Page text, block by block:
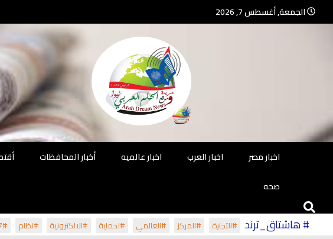
الجمعة, أغسطس 7, 2026
جريدة مستقلة – صحافة تضيئ لك الواقع
اخبار مصر
اخبار العرب اخبار عالميه أخبار المحافظات
صحه
# هاشتاق_ترند #التجارة #المركز #العالمي #لحماية #الالكترونية #نظام #dailyprompt-2007